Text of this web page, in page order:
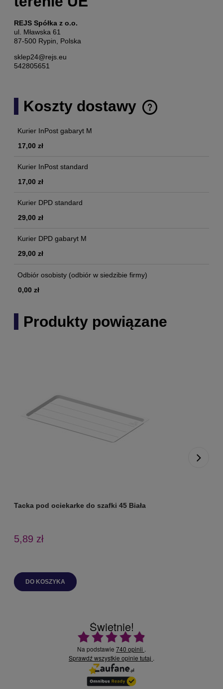
REJS Spółka z o.o.
ul. Mławska 61
87-500 Rypin, Polska
sklep24@rejs.eu
542805651
Koszty dostawy
Cena nie zawiera ewentualnych kosztów płatności
Kurier InPost gabaryt M
17,00 zł
Kurier InPost standard
17,00 zł
Kurier DPD standard
29,00 zł
Kurier DPD gabaryt M
29,00 zł
Odbiór osobisty (odbiór w siedzibie firmy)
0,00 zł
Produkty powiązane
Tacka pod ociekarke do szafki 45 Biała
5,89 zł
DO KOSZYKA
Świetnie!
Ocena średnia 4.9 na 5
Na podstawie 740 opinii .
Sprawdź wszystkie opinie tutaj .